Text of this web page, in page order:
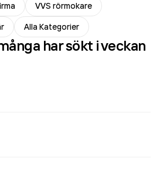
VVS rörmokare
Alla Kategorier
har sökt i veckan